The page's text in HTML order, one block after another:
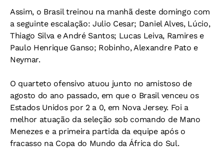
Assim, o Brasil treinou na manhã deste domingo com
a seguinte escalação: Julio Cesar; Daniel Alves, Lúcio,
Thiago Silva e André Santos; Lucas Leiva, Ramires e
Paulo Henrique Ganso; Robinho, Alexandre Pato e
Neymar.
O quarteto ofensivo atuou junto no amistoso de
agosto do ano passado, em que o Brasil venceu os
Estados Unidos por 2 a 0, em Nova Jersey. Foi a
melhor atuação da seleção sob comando de Mano
Menezes e a primeira partida da equipe após o
fracasso na Copa do Mundo da África do Sul.